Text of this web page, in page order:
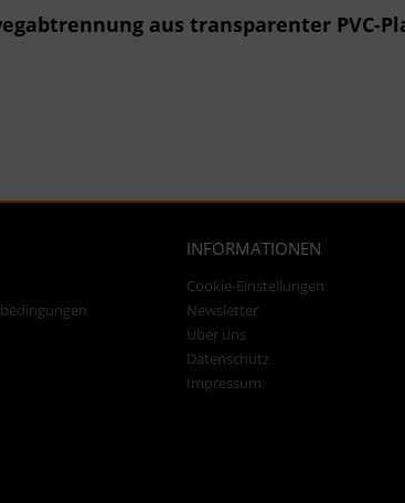
aus transparenter PVC-
INFORMATIONEN
Cookie-Einstellungen
Newsletter
Über uns
Datenschutz
Impressum